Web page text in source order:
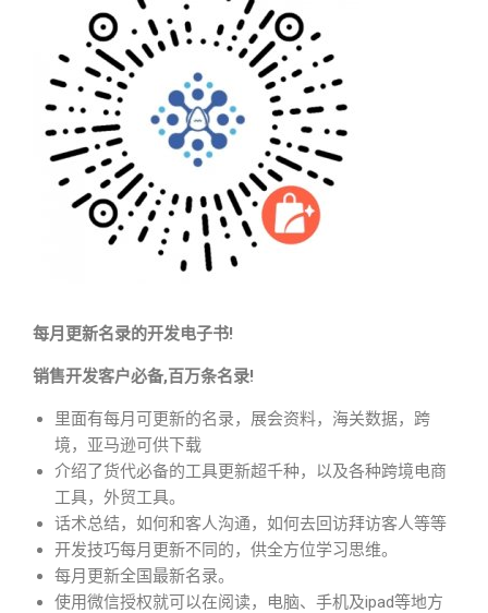
每月更新名录的开发电子书!
销售开发客户必备,百万条名录!
里面有每月可更新的名录，展会资料，海关数据，跨
境，亚马逊可供下载
介绍了货代必备的工具更新超千种，以及各种跨境电商
工具，外贸工具。
话术总结，如何和客人沟通，如何去回访拜访客人等等
开发技巧每月更新不同的，供全方位学习思维。
每月更新全国最新名录。
使用微信授权就可以在阅读，电脑、手机及ipad等地方